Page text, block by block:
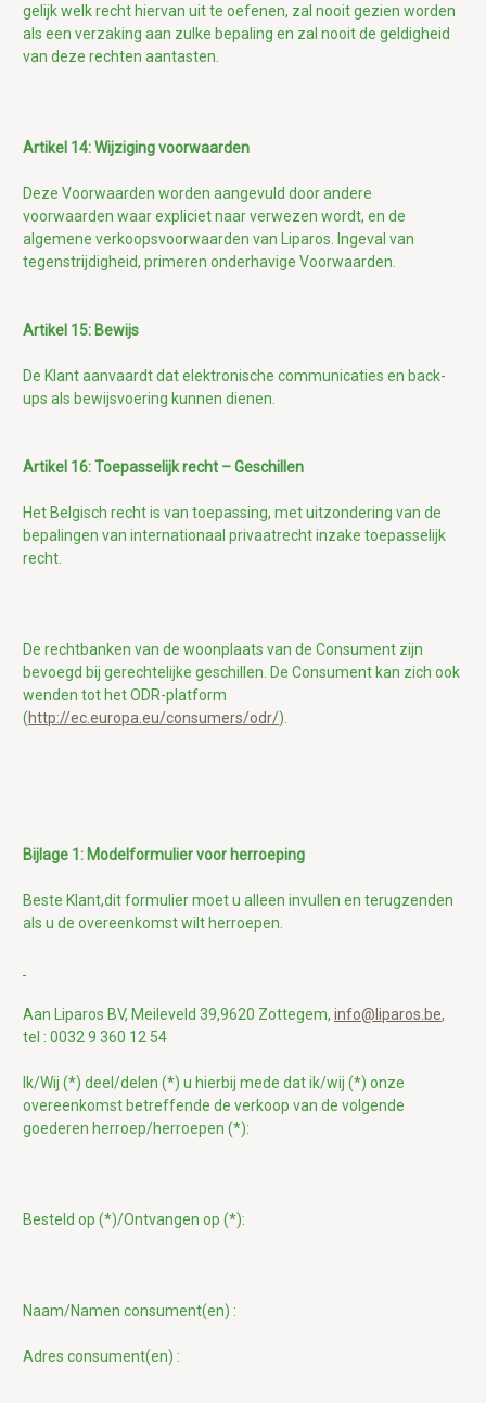
gelijk welk recht hiervan uit te oefenen, zal nooit gezien worden
als een verzaking aan zulke bepaling en zal nooit de geldigheid
van deze rechten aantasten.
Artikel 14: Wijziging voorwaarden
Deze Voorwaarden worden aangevuld door andere
voorwaarden waar expliciet naar verwezen wordt, en de
algemene verkoopsvoorwaarden van Liparos. Ingeval van
tegenstrijdigheid, primeren onderhavige Voorwaarden.
Artikel 15: Bewijs
De Klant aanvaardt dat elektronische communicaties en back-
ups als bewijsvoering kunnen dienen.
Artikel 16: Toepasselijk recht – Geschillen
Het Belgisch recht is van toepassing, met uitzondering van de
bepalingen van internationaal privaatrecht inzake toepasselijk
recht.
De rechtbanken van de woonplaats van de Consument zijn
bevoegd bij gerechtelijke geschillen . De Consument kan zich ook
wenden tot het ODR-platform
(http://ec.europa.eu/consumers/odr/).
Bijlage 1: Modelformulier voor herroeping
Beste Klant,dit formulier moet u alleen invullen en terugzenden
als u de overeenkomst wilt herroepen.
Aan Liparos BV, Meileveld 39,9620 Zottegem, info@liparos.be,
tel : 0032 9 360 12 54
Ik/Wij (*) deel/delen (*) u hierbij mede dat ik/wij (*) onze
overeenkomst betreffende de verkoop van de volgende
goederen herroep/herroepen (*):
Besteld op (*)/Ontvangen op (*):
Naam/Namen consument(en) :
Adres consument(en) :